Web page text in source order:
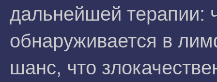
дальнейшей терапии:
обнаруживается в
шанс, что